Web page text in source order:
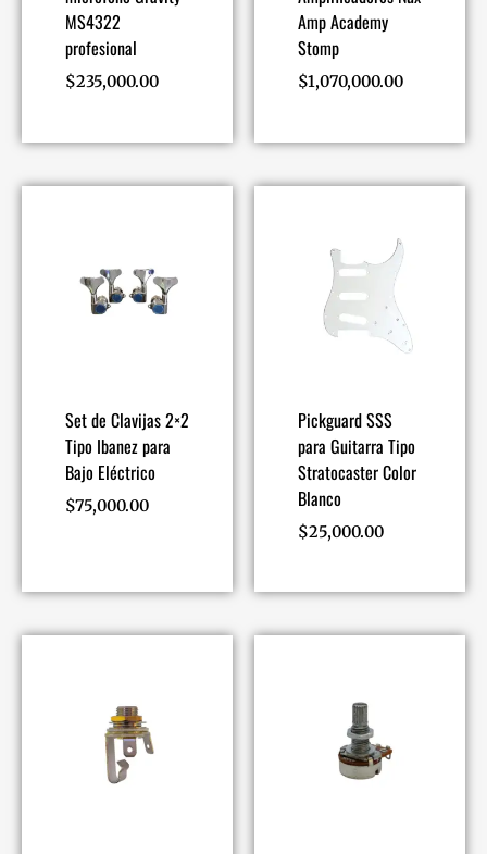
MS4322
profesional
$235,000.00
Amp Academy
Stomp
$1,070,000.00
Set de Clavijas 2×2
Tipo Ibanez para
Bajo Eléctrico
$75,000.00
Pickguard SSS
para Guitarra Tipo
Stratocaster Color
Blanco
$25,000.00